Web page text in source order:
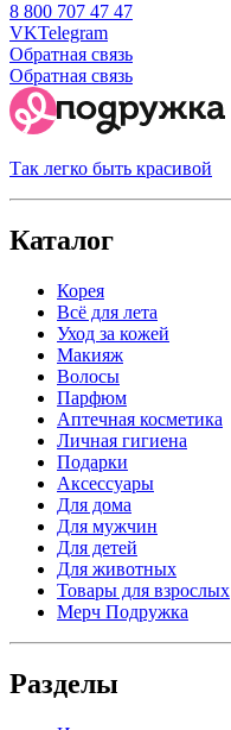
8 800 707 47 47
VKTelegram
Обратная связь
Обратная связь
Так легко быть красивой
Каталог
Корея
Всё для лета
Уход за кожей
Макияж
Волосы
Парфюм
Аптечная косметика
Личная гигиена
Подарки
Аксессуары
Для дома
Для мужчин
Для детей
Для животных
Товары для взрослых
Мерч Подружка
Разделы